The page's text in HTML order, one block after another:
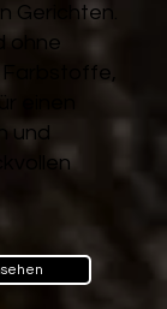
Gerichten.
ohne
Farbstoffe,
einen
und